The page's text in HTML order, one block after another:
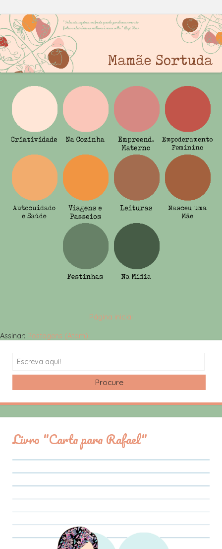
Página inicial
Assinar: Postagens (Atom)
Search
Livro "Carta para Rafael"